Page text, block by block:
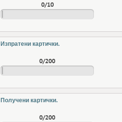
0/10
Изпратени картички.
0/200
Получени картички.
0/200